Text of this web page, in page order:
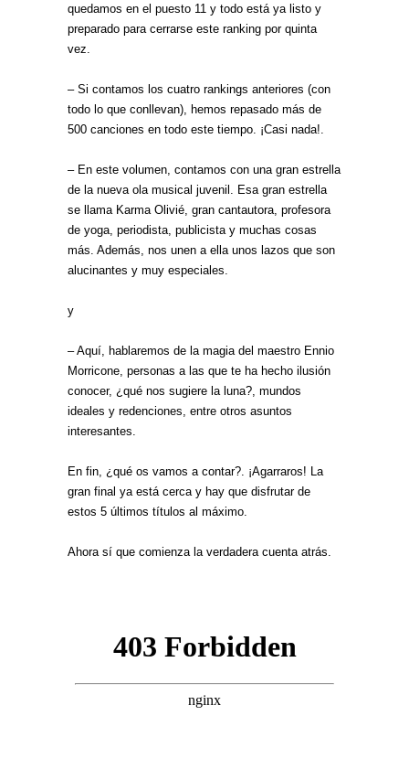
quedamos en el puesto 11 y todo está ya listo y
preparado para cerrarse este ranking por quinta
vez.
– Si contamos los cuatro rankings anteriores (con
todo lo que conllevan), hemos repasado más de
500 canciones en todo este tiempo. ¡Casi nada!.
– En este volumen, contamos con una gran estrella
de la nueva ola musical juvenil. Esa gran estrella
se llama Karma Olivié, gran cantautora, profesora
de yoga, periodista, publicista y muchas cosas
más. Además, nos unen a ella unos lazos que son
alucinantes y muy especiales.
y
– Aquí, hablaremos de la magia del maestro Ennio
Morricone, personas a las que te ha hecho ilusión
conocer, ¿qué nos sugiere la luna?, mundos
ideales y redenciones, entre otros asuntos
interesantes.
En fin, ¿qué os vamos a contar?. ¡Agarraros! La
gran final ya está cerca y hay que disfrutar de
estos 5 últimos títulos al máximo.
Ahora sí que comienza la verdadera cuenta atrás.